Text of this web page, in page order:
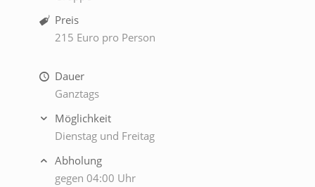
Preis
215 Euro pro Person
Dauer
Ganztags
Möglichkeit
Dienstag und Freitag
Abholung
gegen 04:00 Uhr